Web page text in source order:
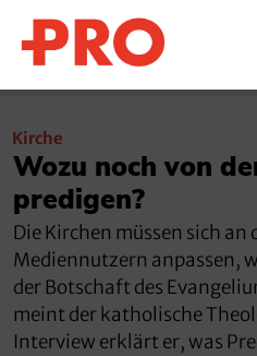
Kirche
Wozu noch von
predigen?
Die Kirchen müssen sich
Mediennutzern anpassen,
der Botschaft des
meint der katholische
Interview erklärt er, was